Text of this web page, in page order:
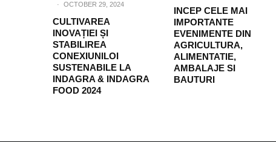
·
OCTOBER 29, 2024
CULTIVAREA
INOVAȚIEI ȘI
STABILIREA
CONEXIUNILOI
SUSTENABILE LA
INDAGRA & INDAGRA
FOOD 2024
INCEP CELE MAI
IMPORTANTE
EVENIMENTE DIN
AGRICULTURA,
ALIMENTATIE,
AMBALAJE SI
BAUTURI